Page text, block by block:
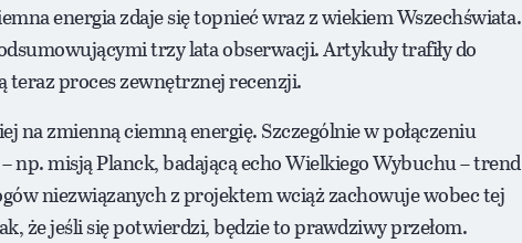
energia zdaje się topnieć wraz z wiekiem Wszechświata.
trzy lata obserwacji. Artykuły trafiły do
proces zewnętrznej recenzji.
na zmienną ciemną energię. Szczególnie w połączeniu
misją Planck, badającą echo Wielkiego Wybuchu – trend
niezwiązanych z projektem wciąż zachowuje wobec tej
że jeśli się potwierdzi, będzie to prawdziwy przełom.